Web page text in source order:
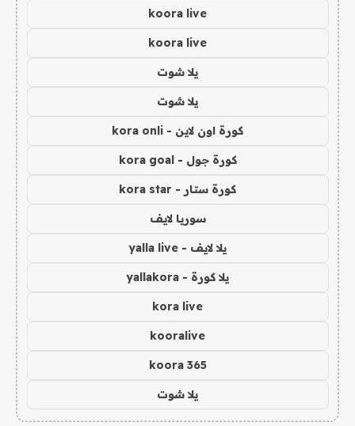
koora live
koora live
يلا شوت
يلا شوت
كورة اون لاين - kora onli
كورة جول - kora goal
كورة ستار - kora star
سوريا لايف
يلا لايف - yalla live
يلا كورة - yallakora
kora live
kooralive
koora 365
يلا شوت